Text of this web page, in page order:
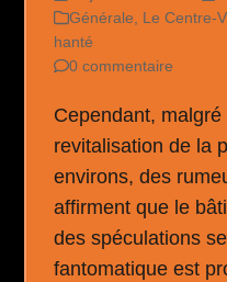
Générale, Le Centre-
hanté
0 commentaire
Cependant,
revitalisation de la
environs, des
affirment que le
des spéculations
fantomatique est